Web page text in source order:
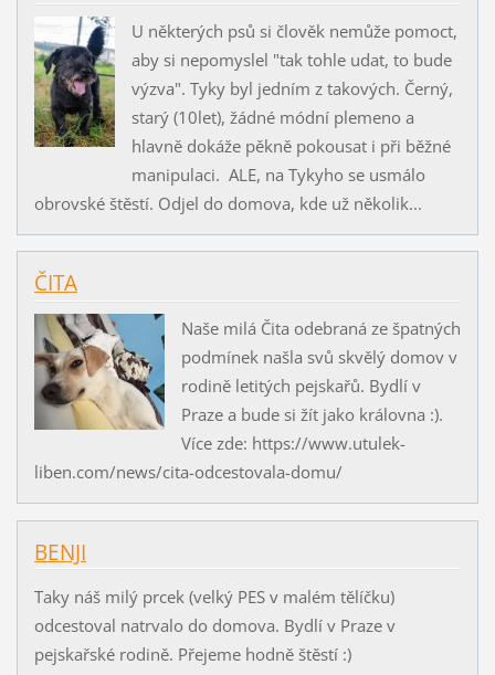
U některých psů si člověk nemůže pomoct,
aby si nepomyslel "tak tohle udat, to bude
výzva". Tyky byl jedním z takových. Černý,
starý (10let), žádné módní plemeno a
hlavně dokáže pěkně pokousat i při běžné
manipulaci. ALE, na Tykyho se usmálo
obrovské štěstí. Odjel do domova, kde už několik...
ČITA
Naše milá Čita odebraná ze špatných
podmínek našla svů skvělý domov v
rodině letitých pejskařů. Bydlí v
Praze a bude si žít jako královna :).
Více zde: https://www.utulek-
liben.com/news/cita-odcestovala-domu/
BENJI
Taky náš milý prcek (velký PES v malém tělíčku)
odcestoval natrvalo do domova. Bydlí v Praze v
pejskařské rodině. Přejeme hodně štěstí :)